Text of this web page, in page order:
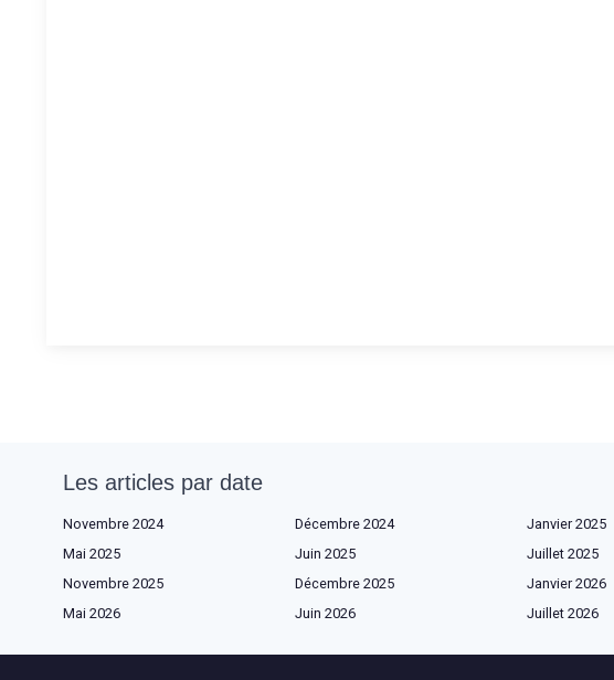
Les articles par date
Novembre 2024 Décembre 2024 Janvier 2025
Mai 2025
Juin 2025 Juillet 2025
Novembre 2025
Décembre 2025 Janvier 2026
Mai 2026
Juin 2026 Juillet 2026